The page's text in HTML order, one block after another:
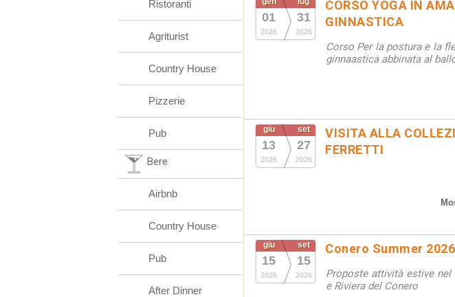
01
2026
31
2026
CORSO YOGA IN
GINNASTICA
Corso Per la postura e la
ginnaastica abbinata al
giu
13
2026
set
27
2026
VISITA ALLA
FERRETTI
giu
15
2026
set
15
2026
Conero Summer 2026
Proposte attività estive nel
e Riviera del Conero
Ristoranti
Agriturist
Country House
Pizzerie
Pub
Bere
Airbnb
Country House
Pub
After Dinner